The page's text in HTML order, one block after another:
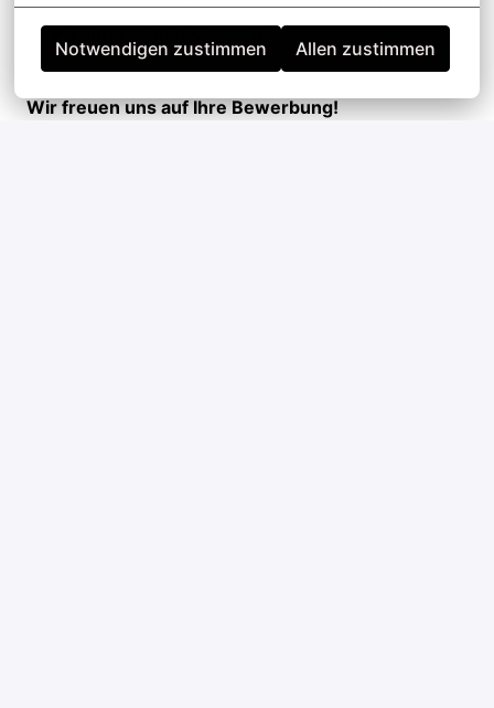
Notwendigen zustimmen Allen zustimmen
Führerschein Klasse B
Wir freuen uns auf Ihre Bewerbung!